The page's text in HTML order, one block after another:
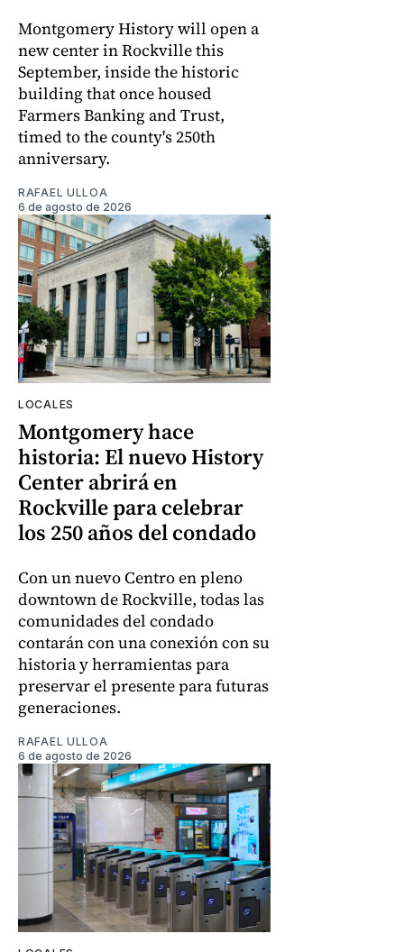
Montgomery History will open a
new center in Rockville this
September, inside the historic
building that once housed
Farmers Banking and Trust,
timed to the county's 250th
anniversary.
RAFAEL ULLOA
6 de agosto de 2026
LOCALES
Montgomery hace
historia: El nuevo History
Center abrirá en
Rockville para celebrar
los 250 años del condado
Con un nuevo Centro en pleno
downtown de Rockville, todas las
comunidades del condado
contarán con una conexión con su
historia y herramientas para
preservar el presente para futuras
generaciones.
RAFAEL ULLOA
6 de agosto de 2026